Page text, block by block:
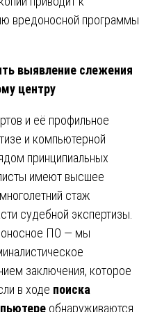
вредоносной программы
выявление слежения
центру
и её профильное
и компьютерной
принципиальных
имеют высшее
стаж
судебной экспертизы.
ПО — мы
заключения, которое
в ходе поиска
обнаруживаются